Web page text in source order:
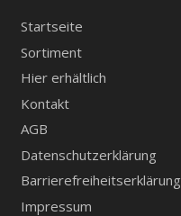
Startseite
Sortiment
Hier erhältlich
Kontakt
AGB
Datenschutzerklärung
Barrierefreiheitserklärung
Impressum